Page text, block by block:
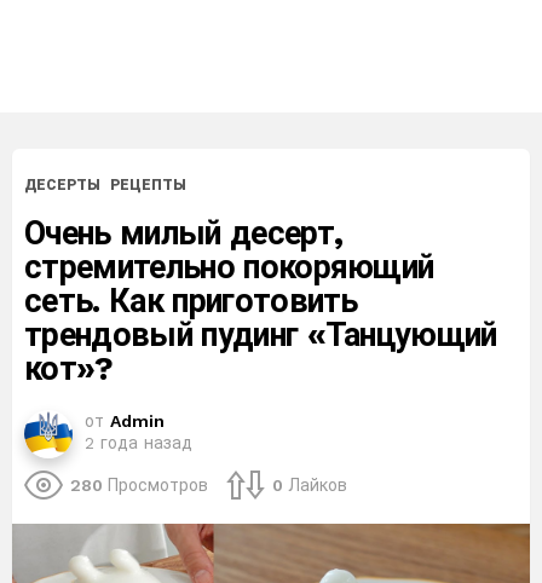
ДЕСЕРТЫ РЕЦЕПТЫ
Очень милый десерт,
стремительно покоряющий
сеть. Как приготовить
трендовый пудинг «Танцующий
кот»?
от Admin
2 года назад
280 Просмотров 0 Лайков